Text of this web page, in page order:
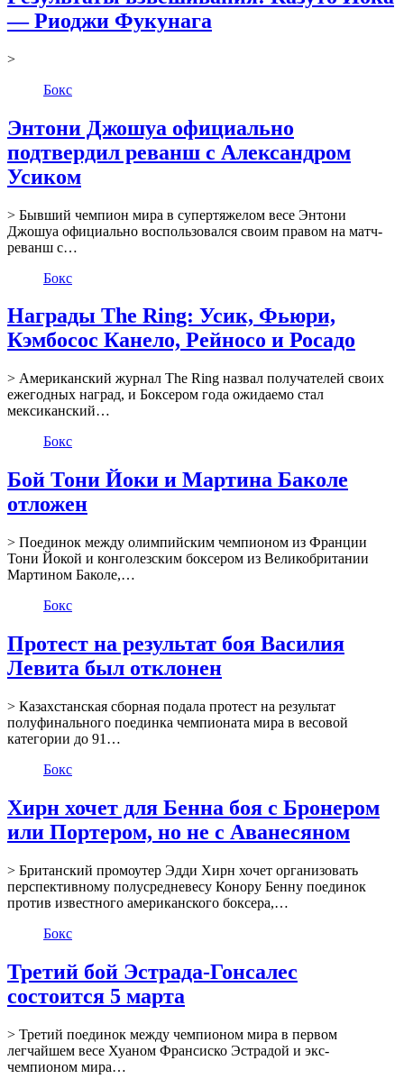
— Риоджи Фукунага
>
Бокс
Энтони Джошуа официально
подтвердил реванш с Александром
Усиком
> Бывший чемпион мира в супертяжелом весе Энтони
Джошуа официально воспользовался своим правом на матч-
реванш с…
Бокс
Награды The Ring: Усик, Фьюри,
Кэмбосос Канело, Рейносо и Росадо
> Американский журнал The Ring назвал получателей своих
ежегодных наград, и Боксером года ожидаемо стал
мексиканский…
Бокс
Бой Тони Йоки и Мартина Баколе
отложен
> Поединок между олимпийским чемпионом из Франции
Тони Йокой и конголезским боксером из Великобритании
Мартином Баколе,…
Бокс
Протест на результат боя Василия
Левита был отклонен
> Казахстанская сборная подала протест на результат
полуфинального поединка чемпионата мира в весовой
категории до 91…
Бокс
Хирн хочет для Бенна боя с Бронером
или Портером, но не с Аванесяном
> Британский промоутер Эдди Хирн хочет организовать
перспективному полусредневесу Конору Бенну поединок
против известного американского боксера,…
Бокс
Третий бой Эстрада-Гонсалес
состоится 5 марта
> Третий поединок между чемпионом мира в первом
легчайшем весе Хуаном Франсиско Эстрадой и экс-
чемпионом мира…